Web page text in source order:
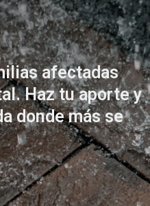
afectadas
Haz tu aporte y
donde más se